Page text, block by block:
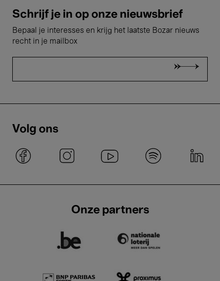
Schrijf je in op onze nieuwsbrief
Bepaal je interesses en krijg het laatste Bozar nieuws
recht in je mailbox
Volg ons
Onze partners